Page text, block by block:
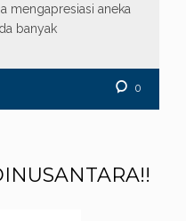
mengapresiasi aneka
banyak
0